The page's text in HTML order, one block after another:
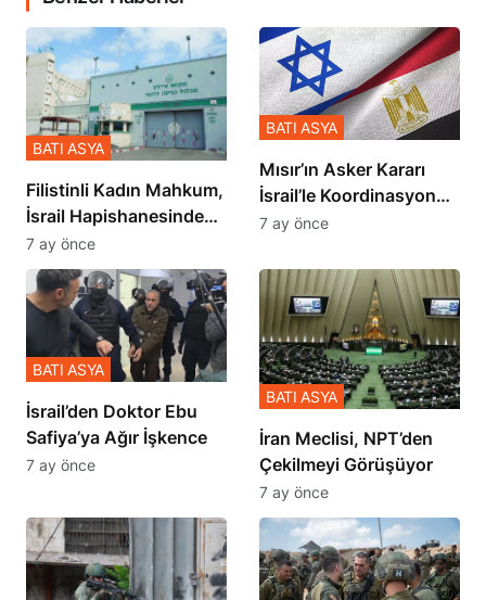
Filistinli Kadın Mahkum,
İsrail Hapishanesindeki
Zulmü Anlattı
BATI ASYA
7 ay önce
Mısır’ın Asker Kararı
İsrail’le Koordinasyon
İçinde Gerçekleşmiş
BATI ASYA
7 ay önce
İsrail’den Doktor Ebu
Safiya’ya Ağır İşkence
BATI ASYA
7 ay önce
İran Meclisi, NPT’den
Çekilmeyi Görüşüyor
BATI ASYA
7 ay önce